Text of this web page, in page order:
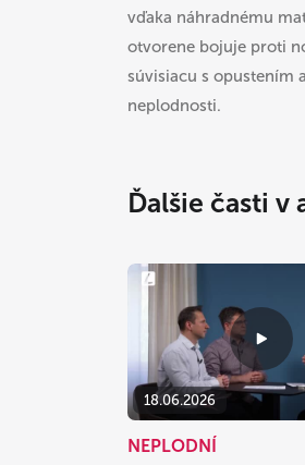
vďaka náhradnému
otvorene bojuje proti
súvisiacu s opustením
neplodnosti.
Ďalšie časti v
18.06.2026
NEPLODNÍ